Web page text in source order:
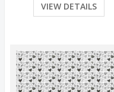
VIEW DETAILS